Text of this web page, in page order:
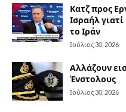
Κατζ προς
Ισραήλ
το Ιράν
Ιούλιος 30, 2026
Αλλάζουν
Ένστολους
Ιούλιος 30, 2026